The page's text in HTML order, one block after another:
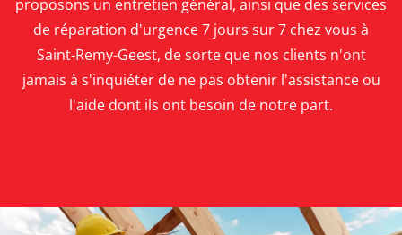
proposons un entretien général, ainsi que des services
de réparation d'urgence 7 jours sur 7 chez vous à
Saint-Remy-Geest, de sorte que nos clients n'ont
jamais à s'inquiéter de ne pas obtenir l'assistance ou
l'aide dont ils ont besoin de notre part.